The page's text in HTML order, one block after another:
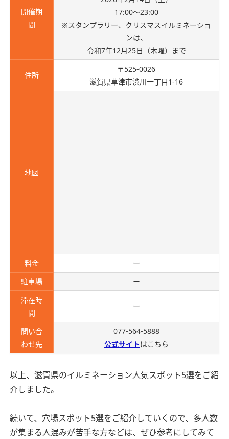
開催期
間
17:00～23:00
※スタンプラリー、クリスマスイルミネーショ
ンは、
令和7年12月25日（木曜）まで
住所
〒525-0026
滋賀県草津市渋川一丁目1-16
地図
料金
ー
駐車場
ー
滞在時
間
ー
問い合
わせ先
077-564-5888
公式サイトはこちら
以上、滋賀県のイルミネーション人気スポット5選をご紹
介しました。
続いて、穴場スポット5選をご紹介していくので、多人数
が集まる人混みが苦手な方などは、ぜひ参考にしてみて